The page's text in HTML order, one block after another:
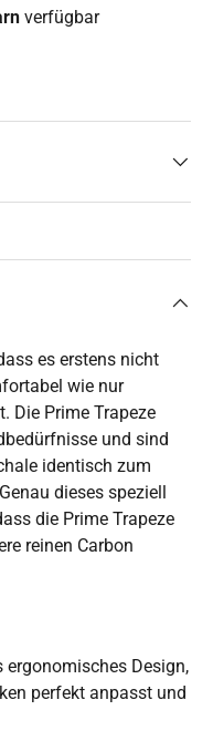
verfügbar
es erstens nicht
wie nur
Die Prime Trapeze
und sind
identisch zum
dieses speziell
die Prime Trapeze
reinen Carbon
ergonomisches Design,
perfekt anpasst und